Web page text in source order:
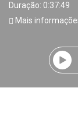
Duração: 0:37:49
Mais